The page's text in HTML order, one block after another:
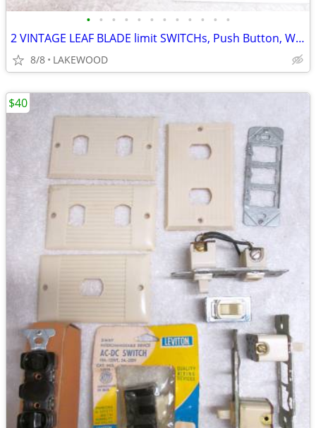
• • • • • • • • • • • •
2 VINTAGE LEAF BLADE limit SWITCHs, Push Button, W/ Mounting Bracket
8/8 LAKEWOOD
$40